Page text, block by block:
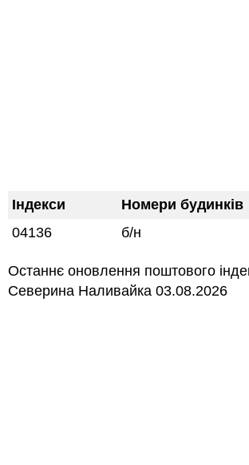
Індекси
Номери будинків
04136
б/н
Останнє оновлення поштового
Северина Наливайка 03.08.2026